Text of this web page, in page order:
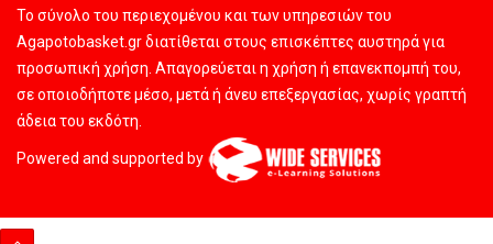
Το σύνολο του περιεχομένου και των υπηρεσιών του
Agapotobasket.gr διατίθεται στους επισκέπτες αυστηρά για
προσωπική χρήση. Απαγορεύεται η χρήση ή επανεκπομπή του,
σε οποιοδήποτε μέσο, μετά ή άνευ επεξεργασίας, χωρίς γραπτή
άδεια του εκδότη.
Powered and supported by